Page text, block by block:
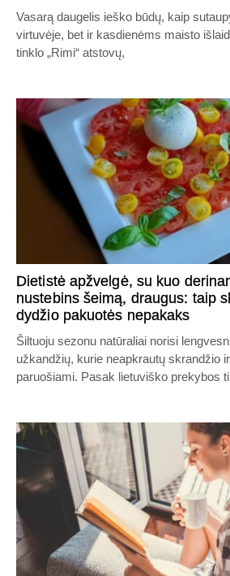
Vasarą daugelis ieško būdų, kaip
virtuvėje, bet ir kasdienėms maisto
tinklo „Rimi“ atstovų,
Dietistė apžvelgė, su kuo
nustebins šeimą, draugus: taip
dydžio pakuotės nepakaks
Šiltuoju sezonu natūraliai norisi
užkandžių, kurie neapkrautų skrandžio
paruošiami. Pasak lietuviško prekybos